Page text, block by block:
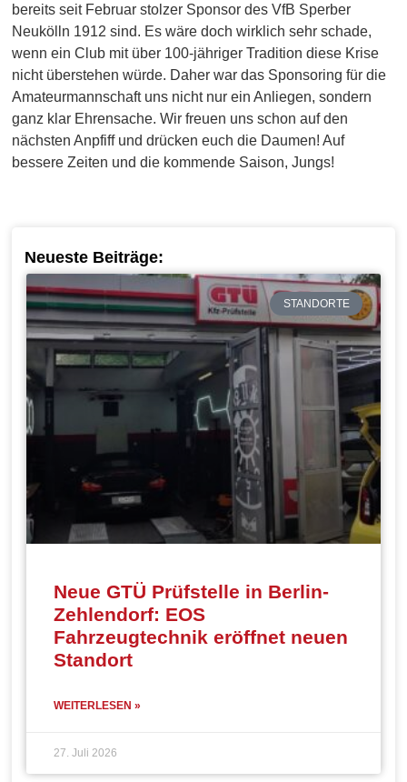
bereits seit Februar stolzer Sponsor des VfB Sperber
Neukölln 1912 sind. Es wäre doch wirklich sehr schade,
wenn ein Club mit über 100-jähriger Tradition diese Krise
nicht überstehen würde. Daher war das Sponsoring für die
Amateurmannschaft uns nicht nur ein Anliegen, sondern
ganz klar Ehrensache. Wir freuen uns schon auf den
nächsten Anpfiff und drücken euch die Daumen! Auf
bessere Zeiten und die kommende Saison, Jungs!
Neueste Beiträge:
STANDORTE
Neue GTÜ Prüfstelle in Berlin-
Zehlendorf: EOS
Fahrzeugtechnik eröffnet neuen
Standort
WEITERLESEN »
27. Juli 2026